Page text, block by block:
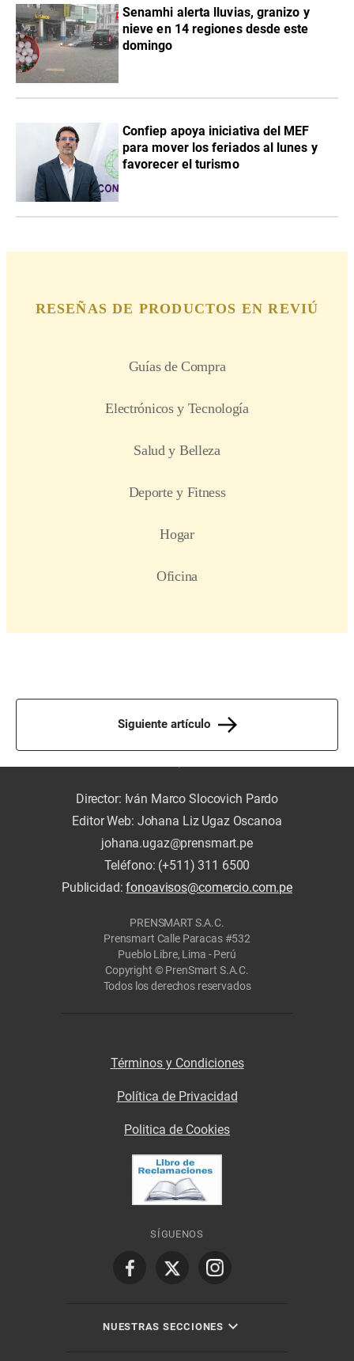
Senamhi alerta lluvias, granizo y
nieve en 14 regiones desde este
domingo
Confiep apoya iniciativa del MEF
para mover los feriados al lunes y
favorecer el turismo
Siguiente artículo
Director: Iván Marco Slocovich Pardo
Editor Web: Johana Liz Ugaz Oscanoa
johana.ugaz@prensmart.pe
Teléfono: (+511) 311 6500
Publicidad:fonoavisos@comercio.com.pe
PRENSMART S.A.C.
Prensmart Calle Paracas #532
Pueblo Libre, Lima - Perú
Copyright © PrenSmart S.A.C.
Todos los derechos reservados
Términos y Condiciones
Política de Privacidad
Politica de Cookies
SÍGUENOS
NUESTRAS SECCIONES